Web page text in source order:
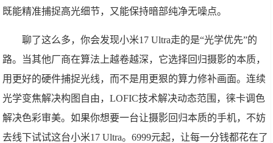
既能精准捕捉高光细节，又能保持暗部纯净无噪点。
聊了这么多，你会发现小米17 Ultra走的是“光学优先”的
路。当其他厂商在算法上越卷越深，它选择回归摄影的本质，
用更好的硬件捕捉光线，而不是用更狠的算力修补画面。连续
光学变焦解决构图自由，LOFIC技术解决动态范围，徕卡调色
解决色彩审美。如果你想要一台让摄影回归本质的手机，不妨
去线下试试这台小米17 Ultra。6999元起，让每一分钱都花在了